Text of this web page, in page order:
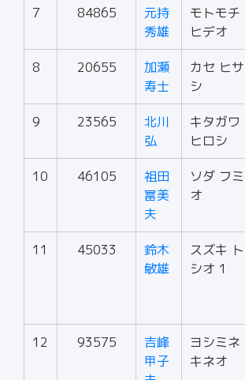
7 84865
元持
秀雄
モトモチ
ヒデオ
8 20655
加瀬
寿士
カセ ヒサ
シ
9 23565
北川
弘
キタガワ
ヒロシ
10 46105
祖田
冨美
夫
ソダ フミ
オ
11 45033
鈴木
敏雄
スズキ ト
シオ 1
12 93575
吉峰
甲子
ヨシミネ
キネオ